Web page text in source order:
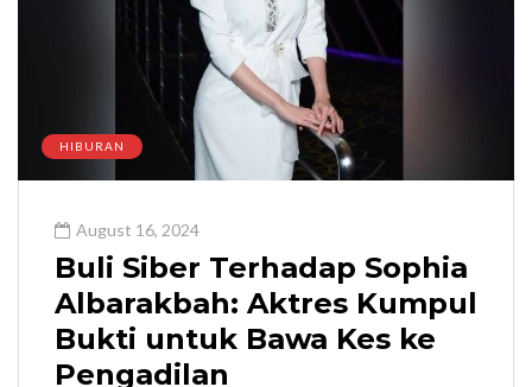
HIBURAN
August 16, 2024
Buli Siber Terhadap Sophia
Albarakbah: Aktres Kumpul
Bukti untuk Bawa Kes ke
Pengadilan